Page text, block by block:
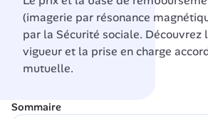
(imagerie par résonance
par la Sécurité sociale. Découvrez
vigueur et la prise en charge
mutuelle.
Sommaire